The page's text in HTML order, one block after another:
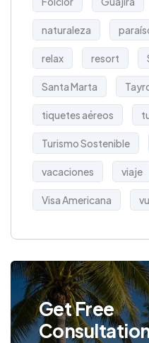
naturaleza
relax resort
Santa Marta
tiquetes aéreos
Turismo Sostenible
vacaciones viaje
Visa Americana
Get Free